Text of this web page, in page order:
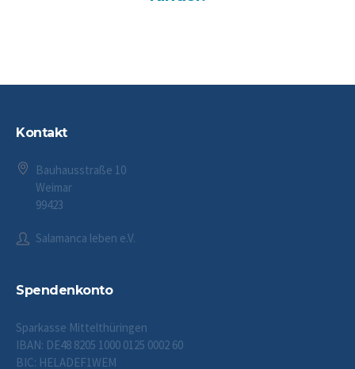
Kontakt
Bauhausstraße 10
Weimar
99423
Salamanca leben e.V.
Spendenkonto
Sparkasse Mittelthüringen
IBAN: DE48 8205 1000 0125 0002 60
BIC: HELADEF1WEM